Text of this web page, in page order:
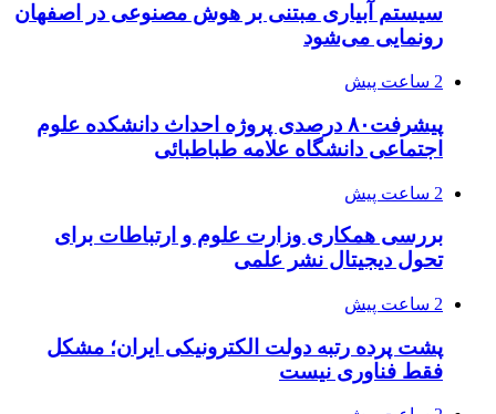
سیستم آبیاری مبتنی بر هوش مصنوعی در اصفهان
رونمایی می‌شود
2 ساعت پیش
پیشرفت۸۰ درصدی پروژه احداث دانشکده علوم
اجتماعی دانشگاه علامه طباطبائی
2 ساعت پیش
بررسی همکاری وزارت علوم و ارتباطات برای
تحول دیجیتال نشر علمی
2 ساعت پیش
پشت پرده رتبه دولت الکترونیکی ایران؛ مشکل
فقط فناوری نیست